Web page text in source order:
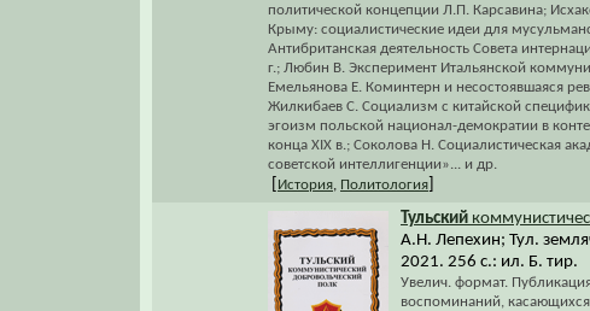
политической концепции Л.П. Карсавина;
Крыму: социалистические идеи для
Антибританская деятельность Совета
г.; Любин В. Эксперимент Итальянской
Емельянова Е. Коминтерн и несостоявшаяся
Жилкибаев С. Социализм с китайской
эгоизм польской национал-демократии в
конца XIX в.; Соколова Н. Социалистическая
советской интеллигенции»... и др.
История Политология
Тульский
А.Н. Лепехин; Тул.
2021. 256 с.: ил. Б. тир.
Увелич. формат.
воспоминаний,